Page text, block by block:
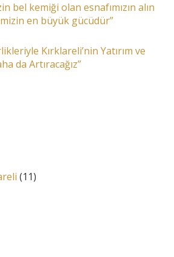
bel kemiği olan esnafımızın alın
en büyük gücüdür”
Kırklareli’nin Yatırım ve
da Artıracağız”
(11)